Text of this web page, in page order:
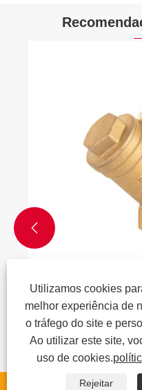
uma válvula de

Utilizamos cookies
melhor experiência de
o tráfego do site e
Ao utilizar este site,
uso de cookies.
Rejeitar